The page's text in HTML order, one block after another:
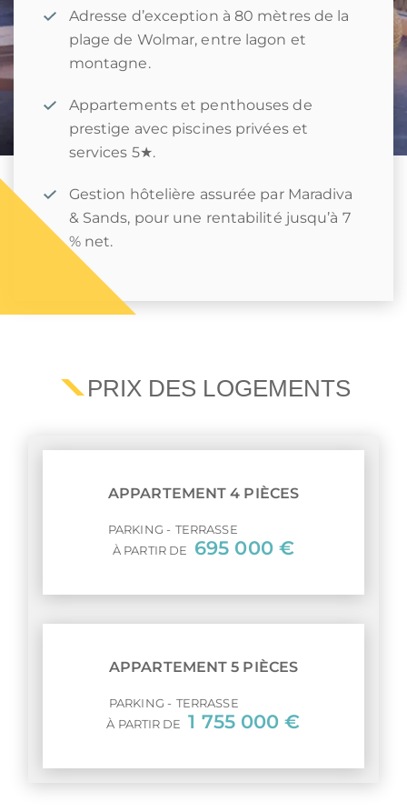
Adresse d’exception à 80 mètres de la
plage de Wolmar, entre lagon et
montagne.
Appartements et penthouses de
prestige avec piscines privées et
services 5★.
Gestion hôtelière assurée par Maradiva
& Sands, pour une rentabilité jusqu’à 7
% net.
PRIX DES LOGEMENTS
APPARTEMENT 4 PIÈCES
PARKING
TERRASSE
À PARTIR DE
695 000 €
APPARTEMENT 5 PIÈCES
PARKING
TERRASSE
À PARTIR DE
1 755 000 €